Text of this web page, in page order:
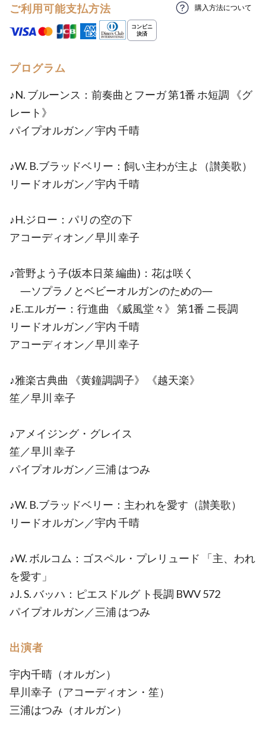
ご利用可能支払方法 購入方法について
プログラム
♪N. ブルーンス：前奏曲とフーガ 第1番 ホ短調 《グ
レート》
パイプオルガン／宇内 千晴
♪W. B.ブラッドベリー：飼い主わが主よ（讃美歌）
リードオルガン／宇内 千晴
♪H.ジロー：パリの空の下
アコーディオン／早川 幸子
♪菅野よう子(坂本日菜 編曲)：花は咲く
―ソプラノとベビーオルガンのための―
♪E.エルガー：行進曲 《威風堂々》 第1番 ニ長調
リードオルガン／宇内 千晴
アコーディオン／早川 幸子
♪雅楽古典曲 《黄鐘調調子》 《越天楽》
笙／早川 幸子
♪アメイジング・グレイス
笙／早川 幸子
パイプオルガン／三浦 はつみ
♪W. B.ブラッドベリー：主われを愛す（讃美歌）
リードオルガン／宇内 千晴
♪W. ボルコム：ゴスペル・プレリュード 「主、われ
を愛す」
♪J. S. バッハ：ピエスドルグ ト長調 BWV 572
パイプオルガン／三浦 はつみ
出演者
宇内千晴（オルガン）
早川幸子（アコーディオン・笙）
三浦はつみ（オルガン）